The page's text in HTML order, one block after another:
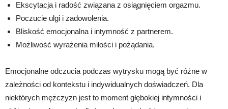
Ekscytacja i radość związana z osiągnięciem orgazmu.
Poczucie ulgi i zadowolenia.
Bliskość emocjonalna i intymność z partnerem.
Możliwość wyrażenia miłości i pożądania.
Emocjonalne odczucia podczas wytrysku mogą być różne w
zależności od kontekstu i indywidualnych doświadczeń. Dla
niektórych mężczyzn jest to moment głębokiej intymności i